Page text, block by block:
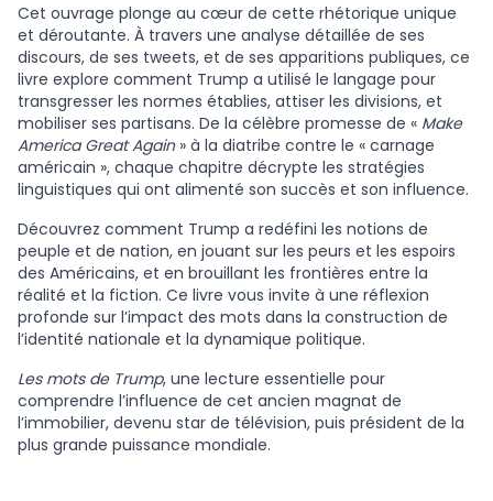
Cet ouvrage plonge au cœur de cette rhétorique unique
et déroutante. À travers une analyse détaillée de ses
discours, de ses tweets, et de ses apparitions publiques, ce
livre explore comment Trump a utilisé le langage pour
transgresser les normes établies, attiser les divisions, et
mobiliser ses partisans. De la célèbre promesse de « Make
America Great Again » à la diatribe contre le « carnage
américain », chaque chapitre décrypte les stratégies
linguistiques qui ont alimenté son succès et son influence.
Découvrez comment Trump a redéfini les notions de
peuple et de nation, en jouant sur les peurs et les espoirs
des Américains, et en brouillant les frontières entre la
réalité et la fiction. Ce livre vous invite à une réflexion
profonde sur l’impact des mots dans la construction de
l’identité nationale et la dynamique politique.
Les mots de Trump, une lecture essentielle pour
comprendre l’influence de cet ancien magnat de
l’immobilier, devenu star de télévision, puis président de la
plus grande puissance mondiale.